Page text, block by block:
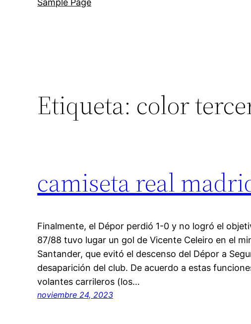
Sample Page
Etiqueta: color
camiseta real
Finalmente, el Dépor perdió 1-0 y no logró el
87/88 tuvo lugar un gol de Vicente Celeiro en el
Santander, que evitó el descenso del Dépor a
desaparición del club. De acuerdo a estas
volantes carrileros (los…
noviembre 24, 2023